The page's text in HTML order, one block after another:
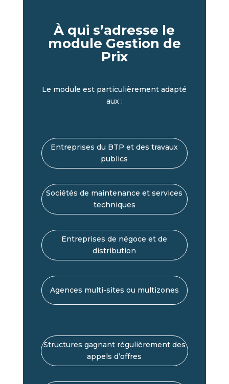
À qui s’adresse le
module Gestion de
Prix
Le module est particulièrement adapté
aux :
Entreprises du BTP et des travaux
publics
Sociétés de maintenance et services
techniques
Entreprises de négoce et de
distribution
Agences multi-sites ou multizones
Structures gagnant régulièrement des
appels d’offres